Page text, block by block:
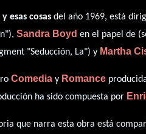
esas cosas del año 1969, está
Sandra Boyd en el papel de
"Seducción, La") y Martha
Comedia y Romance
ha sido compuesta por
que narra esta obra está